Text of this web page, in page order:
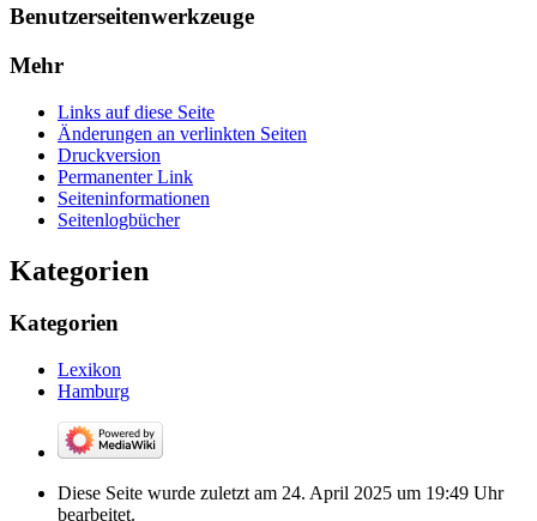
Benutzerseitenwerkzeuge
Mehr
Links auf diese Seite
Änderungen an verlinkten Seiten
Druckversion
Permanenter Link
Seiten­­informationen
Seitenlogbücher
Kategorien
Kategorien
Lexikon
Hamburg
Diese Seite wurde zuletzt am 24. April 2025 um 19:49 Uhr
bearbeitet.